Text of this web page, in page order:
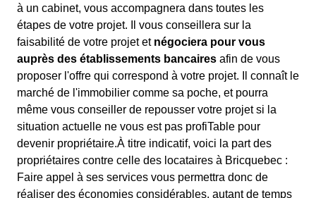
à un cabinet, vous accompagnera dans toutes les
étapes de votre projet. Il vous conseillera sur la
faisabilité de votre projet et négociera pour vous
auprès des établissements bancaires afin de vous
proposer l'offre qui correspond à votre projet. Il connaît le
marché de l'immobilier comme sa poche, et pourra
même vous conseiller de repousser votre projet si la
situation actuelle ne vous est pas profiTable pour
devenir propriétaire.À titre indicatif, voici la part des
propriétaires contre celle des locataires à Bricquebec :
Faire appel à ses services vous permettra donc de
réaliser des économies considérables, autant de temps